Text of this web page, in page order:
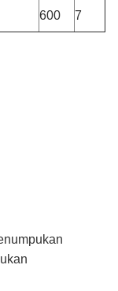
600 7